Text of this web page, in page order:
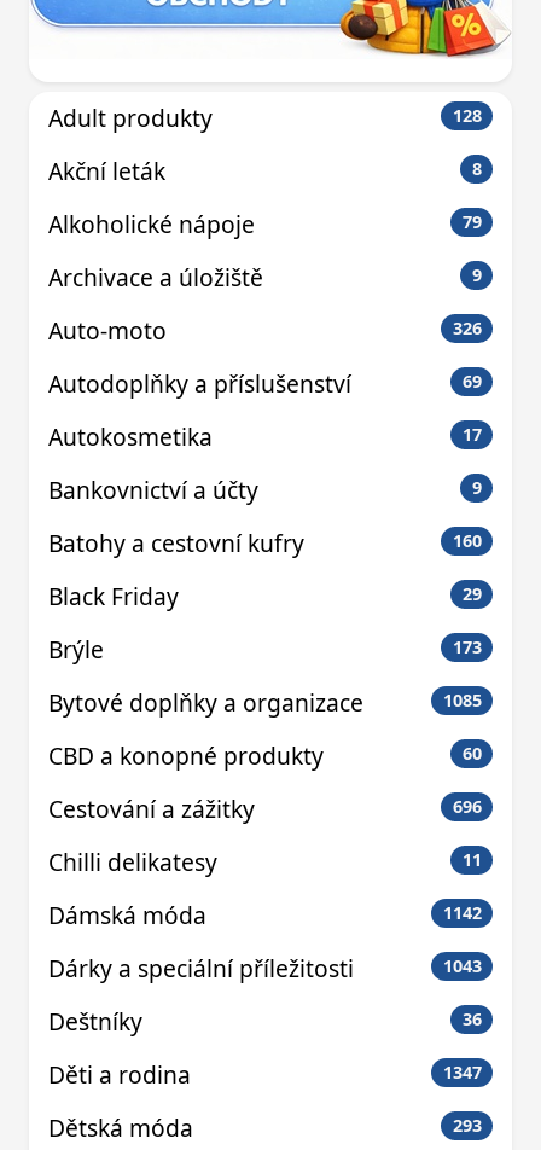
Adult produkty 128
Akční leták 8
Alkoholické nápoje 79
Archivace a úložiště 9
Auto-moto 326
Autodoplňky a příslušenství 69
Autokosmetika 17
Bankovnictví a účty 9
Batohy a cestovní kufry 160
Black Friday 29
Brýle 173
Bytové doplňky a organizace 1085
CBD a konopné produkty 60
Cestování a zážitky 696
Chilli delikatesy 11
Dámská móda 1142
Dárky a speciální příležitosti 1043
Deštníky 36
Děti a rodina 1347
Dětská móda 293